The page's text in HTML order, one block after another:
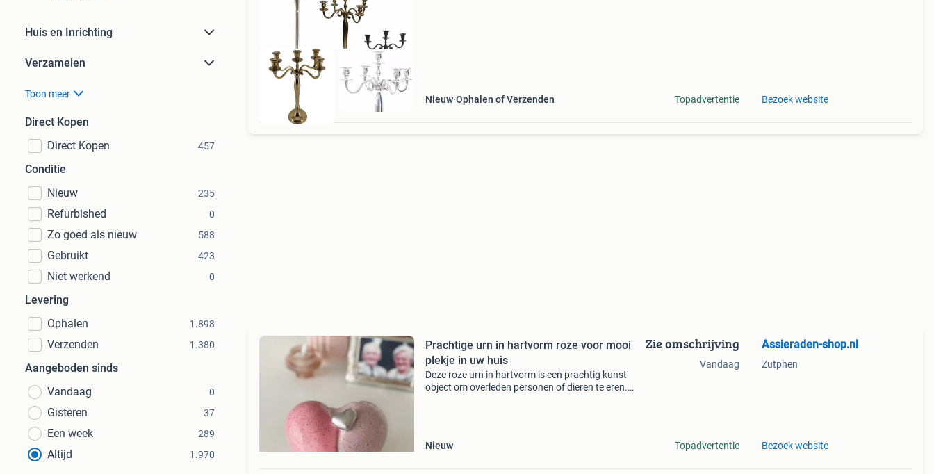
Huis en Inrichting
Verzamelen
Toon meer
Direct Kopen
Direct Kopen
457
Conditie
Nieuw
235
Refurbished 0
Zo goed als nieuw 588
Gebruikt 423
Niet werkend 0
Levering
Ophalen
1.898
Verzenden 1.380
Aangeboden sinds
Vandaag
0
Gisteren 37
Een week 289
Altijd 1.970
Nieuw Ophalen of Verzenden Topadvertentie Bezoek website
Prachtige urn in hartvorm roze voor mooi
plekje in uw huis
Deze roze urn in hartvorm is een prachtig kunst
object om overleden personen of dieren te eren.
Nieuw
Zie omschrijving
Vandaag
Topadvertentie
Assieraden-shop.nl
Zutphen
Bezoek website